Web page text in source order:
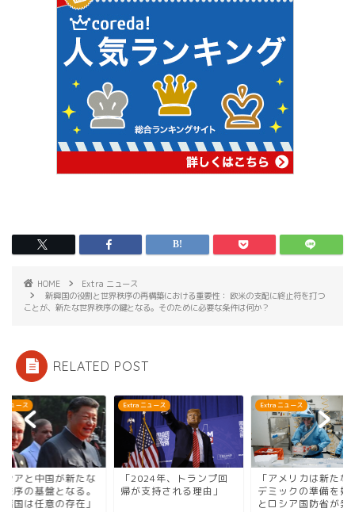
HOME
Extra ニュース
新興国の役割と世界秩序の再構築における重要性： 欧米の支配に終止符を打つ
ことが、新たな世界秩序の鍵となる。そのために必要な条件は何か？
RELATED POST
ニュース
シアと中国が新たな
序の基盤となる。
国は任意の存在」
Extra ニュース
「2024年、トランプ回
帰が支持される理由」
Extra ニュース
「アメリカは新たな
デミックの準備を始
とロシア国防省が発